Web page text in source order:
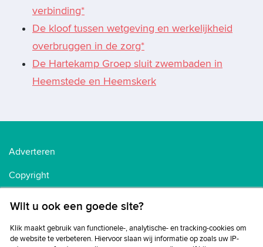
verbinding*
De kloof tussen wetgeving en werkelijkheid
overbruggen in de zorg*
De Hartekamp Groep sluit zwembaden in
Heemstede en Heemskerk
Adverteren
Copyright
Wilt u ook een goede site?
Klik maakt gebruik van functionele-, analytische- en tracking-cookies om
de website te verbeteren. Hiervoor slaan wij informatie op zoals uw IP-